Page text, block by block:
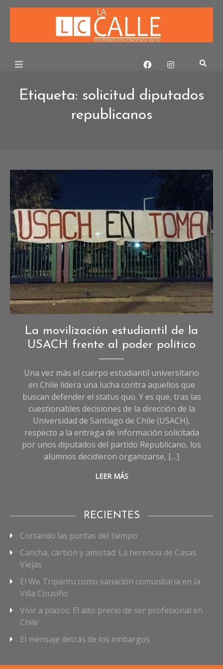
Skip
Etiqueta: solicitud diputados
republicanos
Opinión,
Sociedad
La movilización estudiantil de la
USACH frente al poder político
Una vez más el cuerpo estudiantil universitario
en Chile lidera una lucha contra aquellos que
buscan defender el status quo. Y es que, tras las
cuestionables decisiones de la dirección de la
Universidad de Santiago de Chile (USACH),
respecto a la entrega de información solicitada
por unos diputados del partido Republicano, los
alumnos decidieron organizarse, […]
LEER MÁS
RECIENTES
Cortando las puntas del tiempo
Cancha, carbón y amistad: La herencia de Casas
Viejas
El We Tripantu como sanación comunitaria en la
Villa Cousiño
Vivir a plazos: El alto precio de ser profesional en
Chile
El mensaje detrás de los embargos